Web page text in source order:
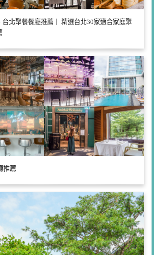
台北聚餐餐廳推薦｜ 精選台北30家適合家庭聚
推薦